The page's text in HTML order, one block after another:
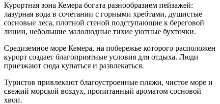
Курортная зона Кемера богата разнообразием пейзажей:
лазурная вода в сочетании с горными хребтами, душистые
сосновые леса, плотной стеной подступающие к береговой
линии, небольшие малолюдные тихие уютные бухточки.
Средиземное море Кемера, на побережье которого расположен
курорт создает благоприятные условия для отдыха. Люди
приезжают сюда купаться и развлекаться.
Туристов привлекают благоустроенные пляжи, чистое море и
свежий морской воздух, пропитанный ароматом сосновой
хвои.